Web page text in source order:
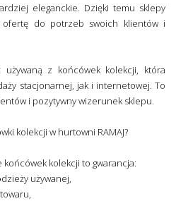
eleganckie. Dzięki temu sklepy
ofertę do potrzeb swoich klientów i
używaną z końcówek kolekcji, która
stacjonarnej, jak i internetowej. To
i pozytywny wizerunek sklepu.
kolekcji w hurtowni RAMAJ?
końcówek kolekcji to gwarancja:
używanej,